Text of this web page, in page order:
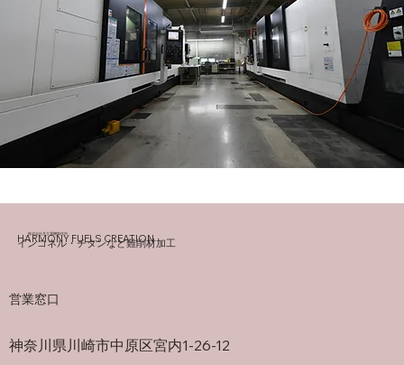
​株式会社共立電機製作所
HARMONY FUELS CREATION
インコネル・チタンなど難削材加工
営業窓口
神奈川県川崎市中原区宮内1-26-12